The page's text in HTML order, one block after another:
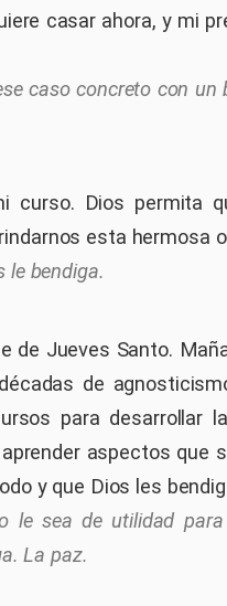
casar ahora, y mi
caso concreto con un
curso. Dios permita
esta hermosa
le bendiga.
de Jueves Santo.
de
para desarrollar
aspectos que
y que Dios les
le sea de utilidad
La paz.